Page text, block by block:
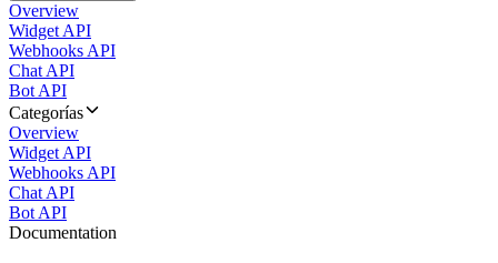
Overview
Widget API
Webhooks API
Chat API
Bot API
Categorías
Overview
Widget API
Webhooks API
Chat API
Bot API
Documentation